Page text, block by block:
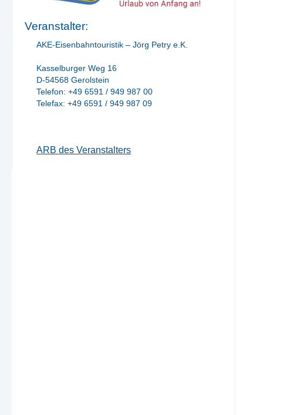
Veranstalter:
AKE-Eisenbahntouristik – Jörg Petry e.K.
Kasselburger Weg 16
D-54568 Gerolstein
Telefon: +49 6591 / 949 987 00
Telefax: +49 6591 / 949 987 09
ARB des Veranstalters